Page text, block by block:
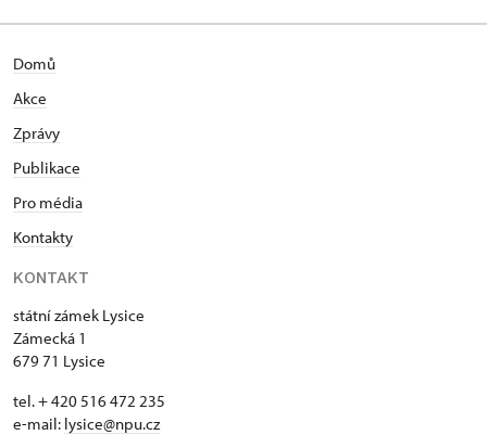
Domů
Akce
Zprávy
Publikace
Pro média
Kontakty
KONTAKT
státní zámek Lysice
Zámecká 1
679 71 Lysice
tel. + 420 516 472 235
e-mail: ​lysice@npu.cz